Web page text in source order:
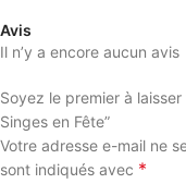
Avis
Il n’y a encore aucun avis
Soyez le premier à
Singes en Fête”
Votre adresse e-mail ne
sont indiqués avec *